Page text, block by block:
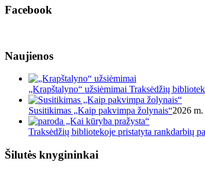
Facebook
Naujienos
„Krapštalyno“ užsiėmimai Traksėdžių
Susitikimas „Kaip pakvimpa žolynais“2026
Traksėdžių bibliotekoje pristatyta rankdarbių
Šilutės knygininkai